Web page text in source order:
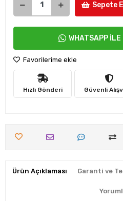
Sepete
WHATSAPP İLE
Favorilerime ekle
Hızlı Gönderi Güvenli
Ürün Açıklaması Garanti ve